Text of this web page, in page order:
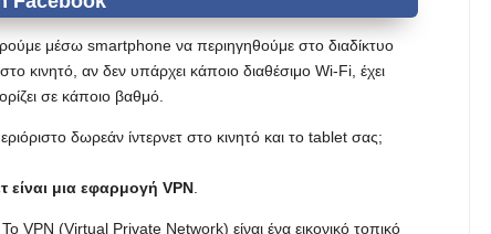
μέσω smartphone να περιηγηθούμε στο διαδίκτυο
κινητό, αν δεν υπάρχει κάποιο διαθέσιμο Wi-Fi, έχει
σε κάποιο βαθμό.
δωρεάν ίντερνετ στο κινητό και το tablet σας;
μια εφαρμογή VPN
Το VPN (Virtual Private Network) είναι ένα εικονικό τοπικό